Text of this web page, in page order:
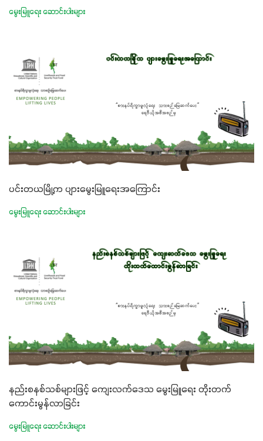
မွေးမြူရေး ဆောင်းပါးများ
ပင်းတယမြို့က ပျားမွေးမြူရေးအကြောင်း
မွေးမြူရေး ဆောင်းပါးများ
နည်းစနစ်သစ်များဖြင့် ကျေးလက်ဒေသ မွေးမြူရေး တိုးတက်
ကောင်းမွန်လာခြင်း
မွေးမြူရေး ဆောင်းပါးများ